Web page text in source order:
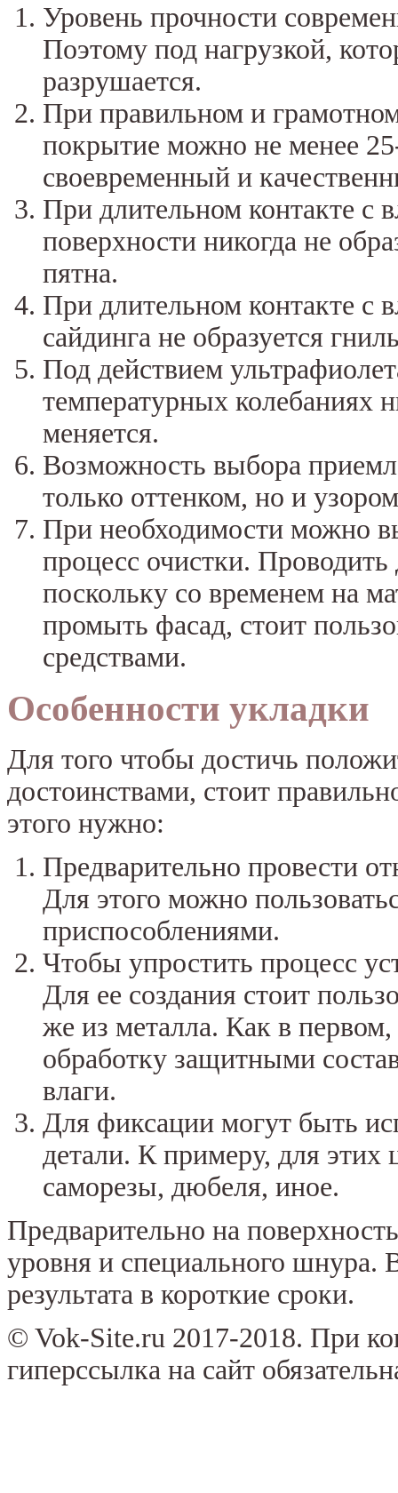
Уровень прочности
Поэтому под нагрузкой,
разрушается.
При правильном и
покрытие можно не менее
своевременный и
При длительном контакте с
поверхности никогда не
пятна.
При длительном контакте с
сайдинга не образуется
Под действием
температурных колебаниях
меняется.
Возможность выбора
только оттенком, но и
При необходимости можно
процесс очистки.
поскольку со временем на
промыть фасад, стоит
средствами.
Особенности укладки
Для того чтобы достичь
достоинствами, стоит
этого нужно:
Предварительно провести
Для этого можно
приспособлениями.
Чтобы упростить процесс
Для ее создания стоит
же из металла. Как в
обработку защитными
влаги.
Для фиксации могут быть
детали. К примеру, для этих
саморезы, дюбеля, иное.
Предварительно на
уровня и специального шнура.
результата в короткие сроки.
© Vok-Site.ru 2017-2018. При
гиперссылка на сайт